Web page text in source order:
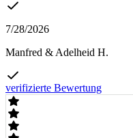
7/28/2026
Manfred & Adelheid H.
verifizierte Bewertung